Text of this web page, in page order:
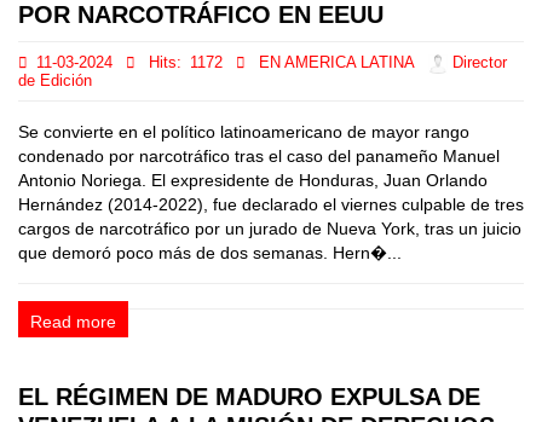
POR NARCOTRÁFICO EN EEUU
11-03-2024 Hits: 1172 EN AMERICA LATINA
Director
de Edición
Se convierte en el político latinoamericano de mayor rango
condenado por narcotráfico tras el caso del panameño Manuel
Antonio Noriega. El expresidente de Honduras, Juan Orlando
Hernández (2014-2022), fue declarado el viernes culpable de tres
cargos de narcotráfico por un jurado de Nueva York, tras un juicio
que demoró poco más de dos semanas. Hern�...
Read more
EL RÉGIMEN DE MADURO EXPULSA DE